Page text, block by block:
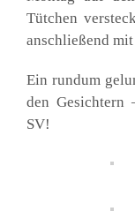
Tüt­chen
anschlie­ßend
Ein rund­um
den Gesich­tern
SV!